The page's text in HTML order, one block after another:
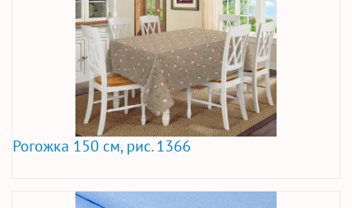
Рогожка 150 см, рис. 1366